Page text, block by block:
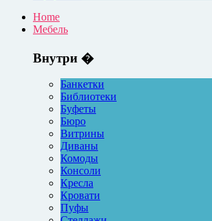
Home
Мебель
Внутри �
Банкетки
Библиотеки
Буфеты
Бюро
Витрины
Диваны
Комоды
Консоли
Кресла
Кровати
Пуфы